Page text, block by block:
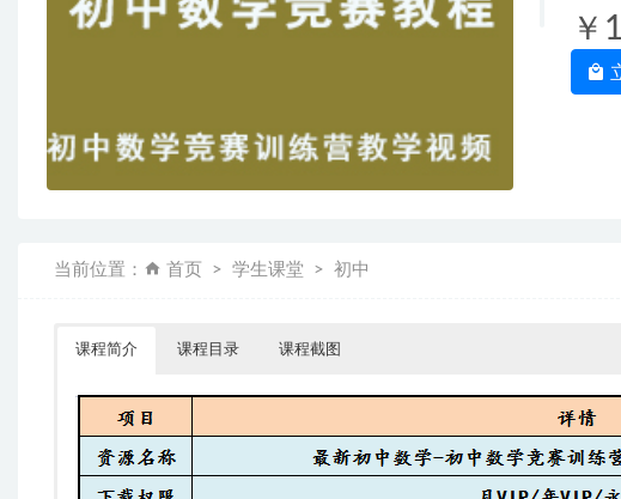
￥
当前位置： 首页 学生课堂 初中
课程简介 课程目录 课程截图
2026年高明静高二
2026年郭艺高三英
2023李伯恩高中英